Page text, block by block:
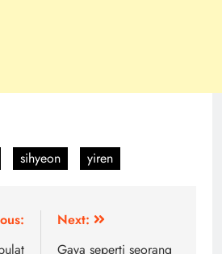
sihyeon yiren
Next:
Gaya seperti seorang